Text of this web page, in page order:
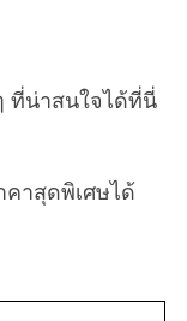
ที่น่าสนใจได้ที่นี่
าสุดพิเศษได้